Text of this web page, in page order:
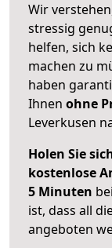
Wir
stressig
helfen, sich
machen zu
haben
Ihnen ohne
Leverkusen
Holen Sie
kostenlose
5 Minuten
ist, dass all
angeboten